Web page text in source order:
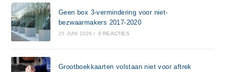
Geen box 3-vermindering voor niet-
bezwaarmakers 2017-2020
25 JUNI 2026 / 0 REACTIES
Grootboekkaarten volstaan niet voor aftrek